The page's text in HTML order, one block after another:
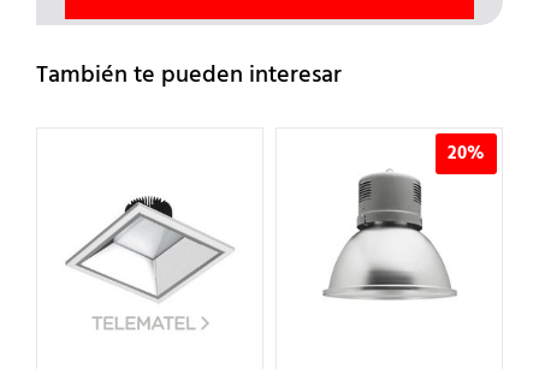
También te pueden interesar
20%